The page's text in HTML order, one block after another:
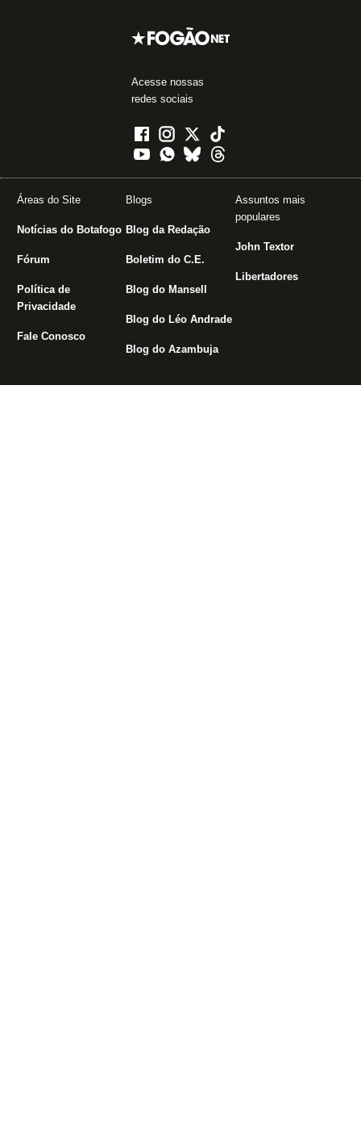
Acesse nossas
redes sociais
Áreas do Site
Notícias do Botafogo
Fórum
Política de
Privacidade
Fale Conosco
Blogs
Blog da Redação
Boletim do C.E.
Blog do Mansell
Blog do Léo Andrade
Blog do Azambuja
Assuntos mais
populares
John Textor
Libertadores